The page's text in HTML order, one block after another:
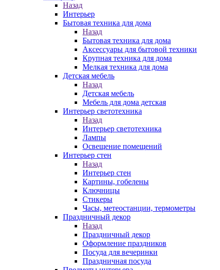
Назад
Интерьер
Бытовая техника для дома
Назад
Бытовая техника для дома
Аксессуары для бытовой техники
Крупная техника для дома
Мелкая техника для дома
Детская мебель
Назад
Детская мебель
Мебель для дома детская
Интерьер светотехника
Назад
Интерьер светотехника
Лампы
Освещение помещений
Интерьер стен
Назад
Интерьер стен
Картины, гобелены
Ключницы
Стикеры
Часы, метеостанции, термометры
Праздничный декор
Назад
Праздничный декор
Оформление праздников
Посуда для вечеринки
Праздничная посуда